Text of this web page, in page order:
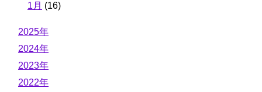
1月 (16)
2025年
2024年
2023年
2022年